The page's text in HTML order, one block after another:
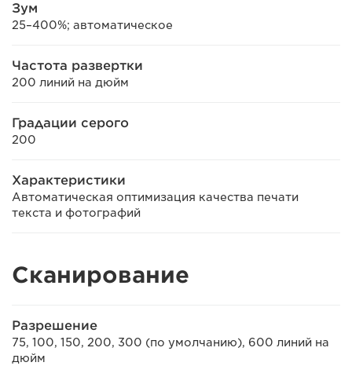
Зум
25–400%; автоматическое
Частота развертки
200 линий на дюйм
Градации серого
200
Характеристики
Автоматическая оптимизация качества печати
текста и фотографий
Сканирование
Разрешение
75, 100, 150, 200, 300 (по умолчанию), 600 линий на
дюйм